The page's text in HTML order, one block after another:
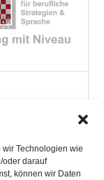
Technologien wie
oder darauf
können wir Daten